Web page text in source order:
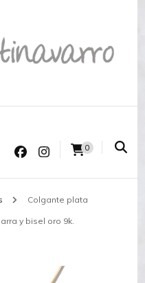
0
Colgante plata
y bisel oro 9k.